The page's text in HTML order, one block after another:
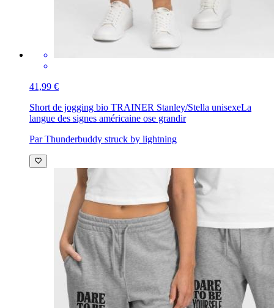
41,99 €
Short de jogging bio TRAINER Stanley/Stella unisexeLa
langue des signes américaine ose grandir
Par Thunderbuddy struck by lightning